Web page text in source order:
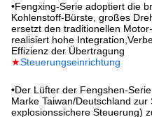
•Fengxing-Serie adoptiert die
Kohlenstoff-Bürste, großes
ersetzt den traditionellen
realisiert hohe
Effizienz der Übertragung
★Steuerungseinrichtung
•Der Lüfter der Fengshen-
Marke Taiwan/Deutschland
explosionssichere Steuerung)